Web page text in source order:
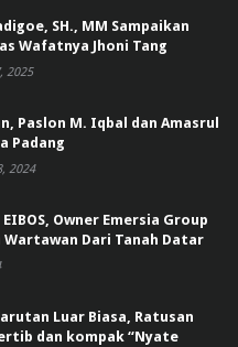
SH., MM Sampaikan
Wafatnya Jhoni Tang
2025
Paslon M. Iqbal dan Amasrul
Padang
2024
Owner Emersia Group
Wartawan Dari Tanah Datar
Luar Biasa, Ratusan
dan kompak “Nyate